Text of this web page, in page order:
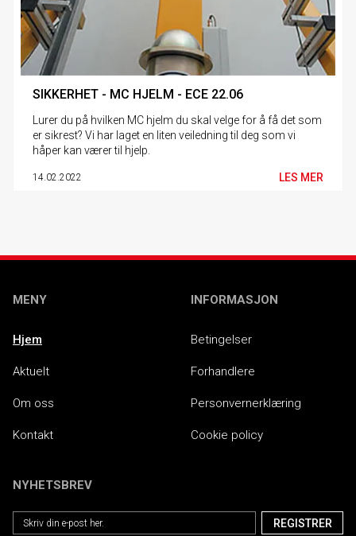
SIKKERHET - MC HJELM - ECE 22.06
Lurer du på hvilken MC hjelm du skal velge for å få det som
er sikrest? Vi har laget en liten veiledning til deg som vi
håper kan værer til hjelp.
14.02.2022 LES MER
MENY
Hjem
Aktuelt
Om oss
Kontakt
INFORMASJON
Betingelser
Forhandlere
Personvernerklæring
Cookie policy
NYHETSBREV